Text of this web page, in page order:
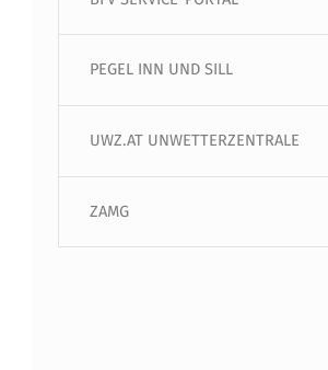
PEGEL INN UND SILL
UWZ.AT UNWETTERZENTRALE
ZAMG